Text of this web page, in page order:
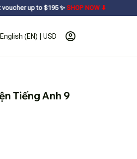
ㅤ ✨ㅤSHOP NOW ⬇
| English (EN) | USD
Tiếng Anh 9